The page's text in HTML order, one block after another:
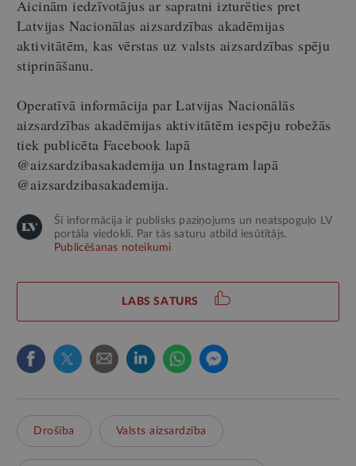
Aicinām iedzīvotājus ar sapratni izturēties pret
Latvijas Nacionālas aizsardzības akadēmijas
aktivitātēm, kas vērstas uz valsts aizsardzības spēju
stiprināšanu.
Operatīvā informācija par Latvijas Nacionālās
aizsardzības akadēmijas aktivitātēm iespēju robežās
tiek publicēta Facebook lapā
@aizsardzibasakademija un Instagram lapā
@aizsardzibasakademija.
Šī informācija ir publisks paziņojums un neatspoguļo LV
portāla viedokli. Par tās saturu atbild iesūtītājs.
Publicēšanas noteikumi
LABS SATURS
Drošība Valsts aizsardzība